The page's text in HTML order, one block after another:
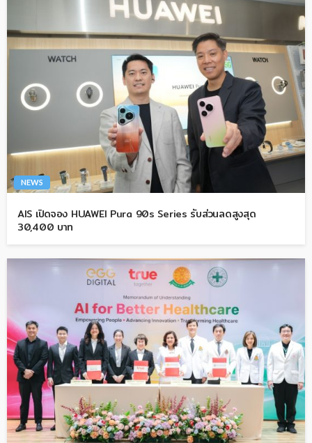
NEWS
AIS เปิดจอง HUAWEI Pura 90s Series รับส่วนลดสูงสุด
30,400 บาท